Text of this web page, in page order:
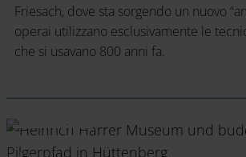
Friesach, dove sta sorgendo un nuovo
operai utilizzano esclusivamente le
che si usavano 800 anni fa.
Heinrich